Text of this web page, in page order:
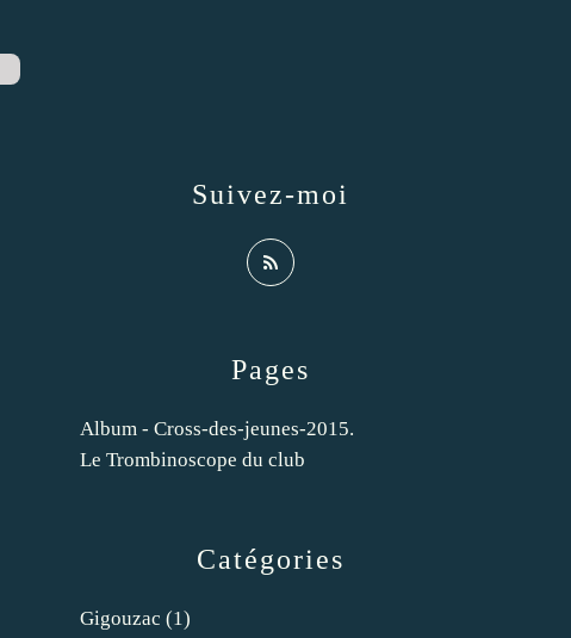
Catégories
Gigouzac (1)
Pages
Album - Cross-des-jeunes-2015.
Le Trombinoscope du club
Suivez-moi